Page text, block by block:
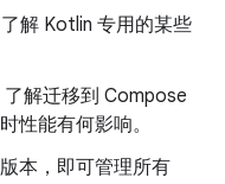
了解 Kotlin 专用的某些
了解迁移到 Compose
性能有何影响。
本，即可管理所有